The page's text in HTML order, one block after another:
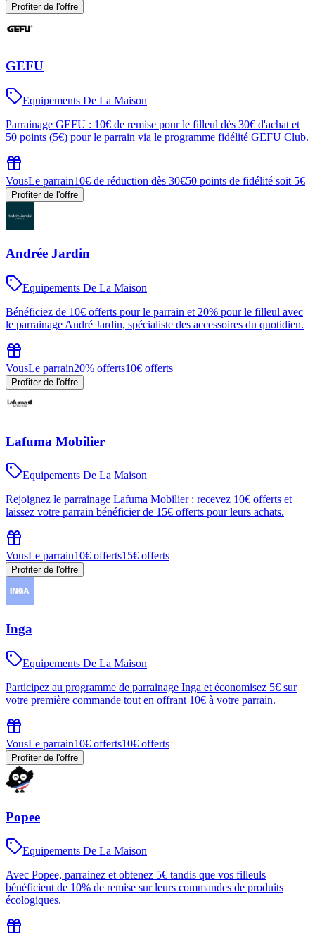
Profiter de l'offre
GEFU
Equipements De La Maison
Parrainage GEFU : 10€ de remise pour le filleul dès 30€ d'achat et
50 points (5€) pour le parrain via le programme fidélité GEFU Club.
VousLe parrain10€ de réduction dès 30€50 points de fidélité soit 5€
Profiter de l'offre
Andrée Jardin
Equipements De La Maison
Bénéficiez de 10€ offerts pour le parrain et 20% pour le filleul avec
le parrainage André Jardin, spécialiste des accessoires du quotidien.
VousLe parrain20% offerts10€ offerts
Profiter de l'offre
Lafuma Mobilier
Equipements De La Maison
Rejoignez le parrainage Lafuma Mobilier : recevez 10€ offerts et
laissez votre parrain bénéficier de 15€ offerts pour leurs achats.
VousLe parrain10€ offerts15€ offerts
Profiter de l'offre
Inga
Equipements De La Maison
Participez au programme de parrainage Inga et économisez 5€ sur
votre première commande tout en offrant 10€ à votre parrain.
VousLe parrain10€ offerts10€ offerts
Profiter de l'offre
Popee
Equipements De La Maison
Avec Popee, parrainez et obtenez 5€ tandis que vos filleuls
bénéficient de 10% de remise sur leurs commandes de produits
écologiques.